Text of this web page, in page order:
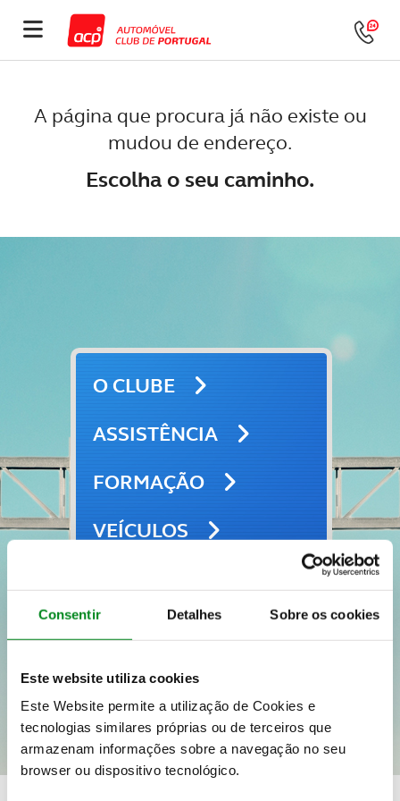
Consentir Detalhes Sobre os cookies
Este website utiliza cookies
Este Website permite a utilização de Cookies e
tecnologias similares próprias ou de terceiros que
armazenam informações sobre a navegação no seu
browser ou dispositivo tecnológico.
A página que procura já não existe ou
mudou de endereço.
Escolha o seu caminho.
O CLUBE
ASSISTÊNCIA
FORMAÇÃO
VEÍCULOS
VIAGENS E LAZER